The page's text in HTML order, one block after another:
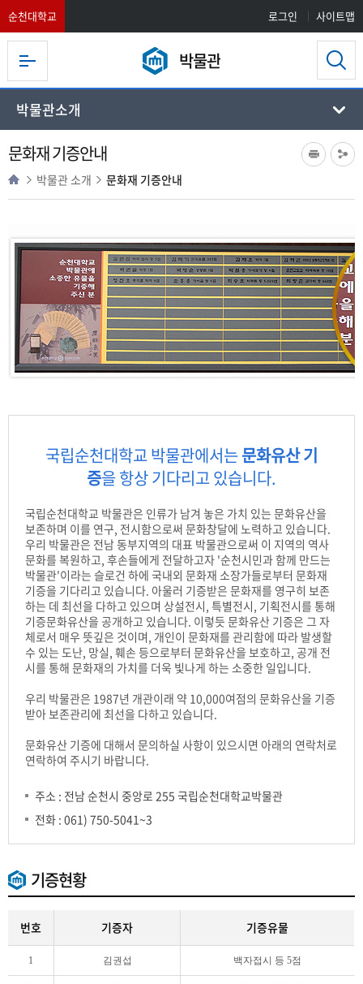
순천대학교 로그인 사이트맵
박물관
박물관소개
문화재 기증안내
박물관 소개 문화재 기증안내
국립순천대학교 박물관에서는문화유산 기
증을 항상 기다리고 있습니다.
국립순천대학교 박물관은 인류가 남겨 놓은 가치 있는 문화유산을
보존하며 이를 연구, 전시함으로써 문화창달에 노력하고 있습니다.
우리 박물관은 전남 동부지역의 대표 박물관으로써 이 지역의 역사
문화를 복원하고, 후손들에게 전달하고자 '순천시민과 함께 만드는
박물관'이라는 슬로건 하에 국내외 문화재 소장가들로부터 문화재
기증을 기다리고 있습니다. 아울러 기증받은 문화재를 영구히 보존
하는 데 최선을 다하고 있으며 상설전시, 특별전시, 기획전시를 통해
기증문화유산을 공개하고 있습니다. 이렇듯 문화유산 기증은 그 자
체로서 매우 뜻깊은 것이며, 개인이 문화재를 관리함에 따라 발생할
수 있는 도난, 망실, 훼손 등으로부터 문화유산을 보호하고, 공개 전
시를 통해 문화재의 가치를 더욱 빛나게 하는 소중한 일입니다.
우리 박물관은 1987년 개관이래 약 10,000여점의 문화유산을 기증
받아 보존관리에 최선을 다하고 있습니다.
문화유산 기증에 대해서 문의하실 사항이 있으시면 아래의 연락처로
연락하여 주시기 바랍니다.
주소 : 전남 순천시 중앙로 255 국립순천대학교박물관
전화 : 061) 750-5041~3
기증현황
번호 기증자 기증유물
1 김권섭 백자접시 등 5점